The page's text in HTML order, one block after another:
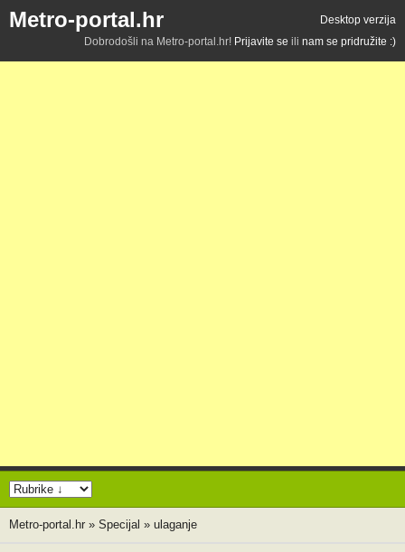
Metro-portal.hr
Desktop verzija
Dobrodošli na Metro-portal.hr! Prijavite se ili nam se pridružite :)
Metro-portal.hr » Specijal » ulaganje